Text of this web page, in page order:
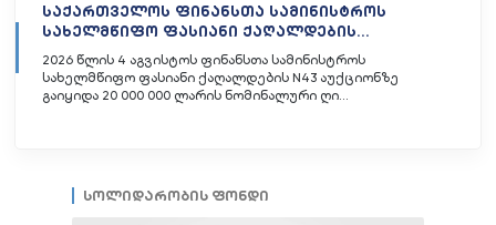
საქართველოს ფინანსთა სამინისტროს
სახელმწიფო ფასიანი ქაღალდების...
2026 წლის 4 აგვისტოს ფინანსთა სამინისტროს
სახელმწიფო ფასიანი ქაღალდების N43 აუქციონზე
გაიყიდა 20 000 000 ლარის ნომინალური ღი...
სოლიდარობის ფონდი